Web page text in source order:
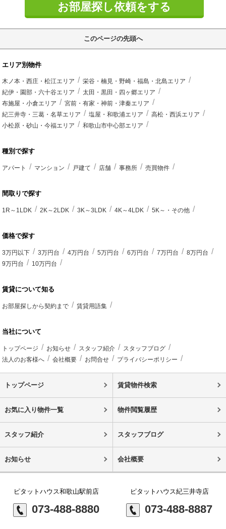
お部屋探し依頼をする
このページの先頭へ
エリア別物件
木ノ本・西庄・松江エリア
栄谷・楠見・野崎・福島・北島エリア
紀伊・園部・六十谷エリア
太田・黒田・四ヶ郷エリア
布施屋・小倉エリア
宮前・有家・神前・津秦エリア
紀三井寺・三葛・名草エリア
塩屋・和歌浦エリア
高松・西浜エリア
小松原・砂山・今福エリア
和歌山市中心部エリア
種別で探す
アパート マンション 戸建て 店舗 事務所 売買物件
間取りで探す
1R～1LDK 2K～2LDK 3K～3LDK 4K～4LDK 5K～・その他
価格で探す
3万円以下 3万円台 4万円台 5万円台 6万円台 7万円台
8万円台
9万円台
10万円台
賃貸について知る
お部屋探しから契約まで 賃貸用語集
当社について
トップページ お知らせ スタッフ紹介
スタッフブログ
法人のお客様へ
会社概要 お問合せ プライバシーポリシー
トップページ 賃貸物件検索
お気に入り物件一覧 物件閲覧履歴
スタッフ紹介 スタッフブログ
お知らせ 会社概要
ピタットハウス和歌山駅前店
073-488-8880
ピタットハウス紀三井寺店
073-488-8887